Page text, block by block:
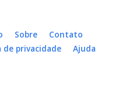
Sobre
Contato
de privacidade Ajuda